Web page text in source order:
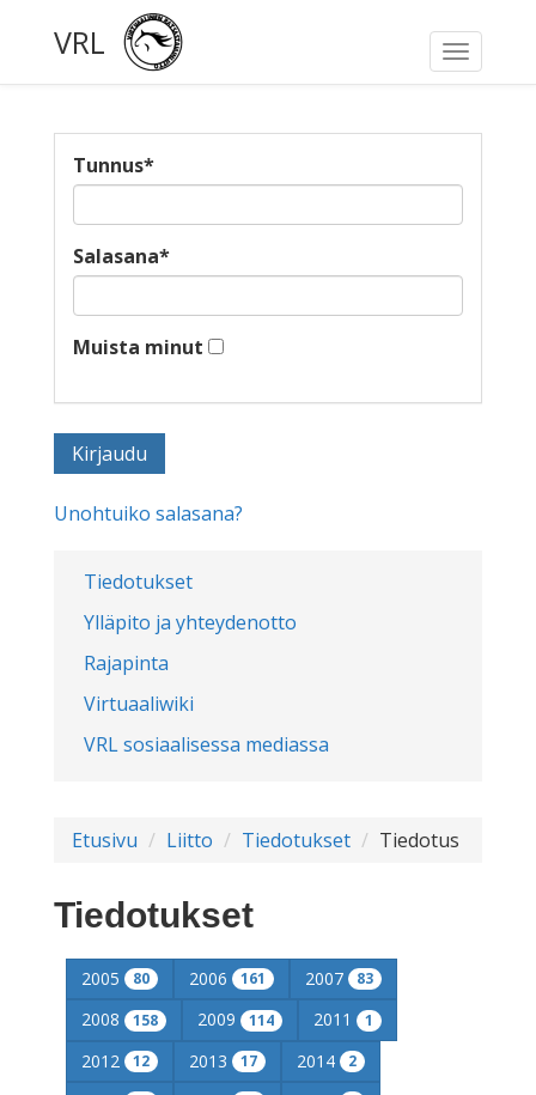
Toggle
VRL
Tiedotukset
Ylläpito ja yhteydenotto
Rajapinta
Virtuaaliwiki
VRL sosiaalisessa mediassa
Tunnus*
Salasana*
Muista minut
Unohtuiko salasana?
Etusivu Liitto Tiedotukset Tiedotus
Tiedotukset
2005 80 2006 161 2007 83
2008 158 2009 114 2011 1
2012 12 2013 17 2014 2